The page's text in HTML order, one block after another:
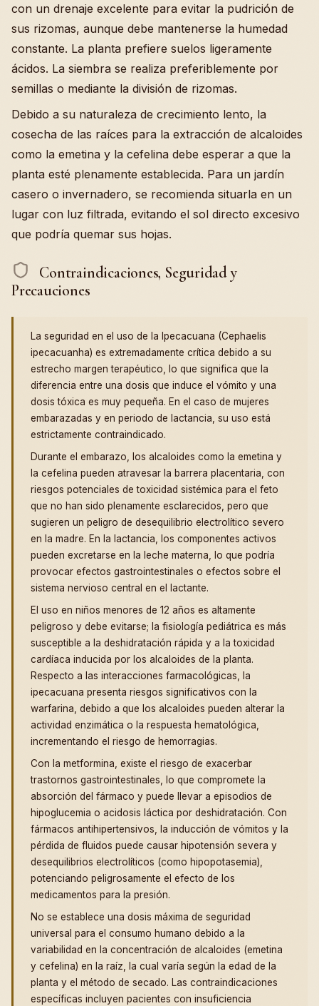
con un drenaje excelente para evitar la pudrición de
sus rizomas, aunque debe mantenerse la humedad
constante. La planta prefiere suelos ligeramente
ácidos. La siembra se realiza preferiblemente por
semillas o mediante la división de rizomas.
Debido a su naturaleza de crecimiento lento, la
cosecha de las raíces para la extracción de alcaloides
como la emetina y la cefelina debe esperar a que la
planta esté plenamente establecida. Para un jardín
casero o invernadero, se recomienda situarla en un
lugar con luz filtrada, evitando el sol directo excesivo
que podría quemar sus hojas.
Contraindicaciones, Seguridad y
Precauciones
La seguridad en el uso de la Ipecacuana (Cephaelis
ipecacuanha) es extremadamente crítica debido a su
estrecho margen terapéutico, lo que significa que la
diferencia entre una dosis que induce el vómito y una
dosis tóxica es muy pequeña. En el caso de mujeres
embarazadas y en periodo de lactancia, su uso está
estrictamente contraindicado.
Durante el embarazo, los alcaloides como la emetina y
la cefelina pueden atravesar la barrera placentaria, con
riesgos potenciales de toxicidad sistémica para el feto
que no han sido plenamente esclarecidos, pero que
sugieren un peligro de desequilibrio electrolítico severo
en la madre. En la lactancia, los componentes activos
pueden excretarse en la leche materna, lo que podría
provocar efectos gastrointestinales o efectos sobre el
sistema nervioso central en el lactante.
El uso en niños menores de 12 años es altamente
peligroso y debe evitarse; la fisiología pediátrica es más
susceptible a la deshidratación rápida y a la toxicidad
cardíaca inducida por los alcaloides de la planta.
Respecto a las interacciones farmacológicas, la
ipecacuana presenta riesgos significativos con la
warfarina, debido a que los alcaloides pueden alterar la
actividad enzimática o la respuesta hematológica,
incrementando el riesgo de hemorragias.
Con la metformina, existe el riesgo de exacerbar
trastornos gastrointestinales, lo que compromete la
absorción del fármaco y puede llevar a episodios de
hipoglucemia o acidosis láctica por deshidratación. Con
fármacos antihipertensivos, la inducción de vómitos y la
pérdida de fluidos puede causar hipotensión severa y
desequilibrios electrolíticos (como hipopotasemia),
potenciando peligrosamente el efecto de los
medicamentos para la presión.
No se establece una dosis máxima de seguridad
universal para el consumo humano debido a la
variabilidad en la concentración de alcaloides (emetina
y cefelina) en la raíz, la cual varía según la edad de la
planta y el método de secado. Las contraindicaciones
específicas incluyen pacientes con insuficiencia